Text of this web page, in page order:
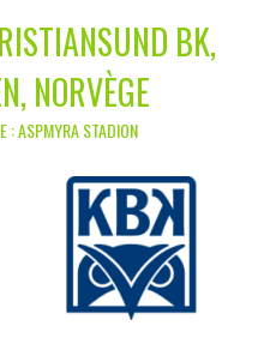
BK,
NORVÈGE
: ASPMYRA STADION